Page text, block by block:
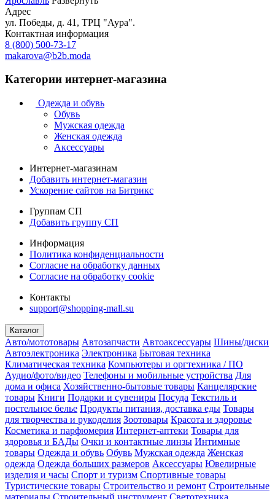
Адрес
ул. Победы, д. 41, ТРЦ "Аура".
Контактная информация
8 (800) 500-73-17
makarova@b2b.moda
Категории интернет-магазина
Одежда и обувь
Обувь
Мужская одежда
Женская одежда
Аксессуары
Интернет-магазинам
Добавить интернет-магазин
Ускорение сайтов на Битрикс
Группам СП
Добавить группу СП
Информация
Политика конфиденциальности
Согласие на обработку данных
Согласие на обработку cookie
Контакты
support@shopping-mall.su
Каталог
Авто/мототовары Автозапчасти Автоаксессуары Шины/диски
Автоэлектроника Электроника Бытовая техника
Климатическая техника Компьютеры и оргтехника / ПО
Аудио/фото/видео Телефоны и мобильные устройства Для
дома и офиса Хозяйственно-бытовые товары Канцелярские
товары Книги Подарки и сувениры Посуда Текстиль и
постельное белье Продукты питания, доставка еды Товары
для творчества и рукоделия Зоотовары Красота и здоровье
Косметика и парфюмерия Интернет-аптеки Товары для
здоровья и БАДы Очки и контактные линзы Интимные
товары Одежда и обувь Обувь Мужская одежда Женская
одежда Одежда больших размеров Аксессуары Ювелирные
изделия и часы Спорт и туризм Спортивные товары
Туристические товары Строительство и ремонт Строительные